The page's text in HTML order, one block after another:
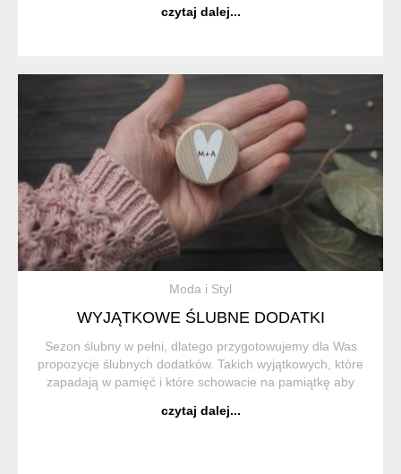
cudeńka. Twoje prace wyg...
czytaj dalej...
Moda i Styl
WYJĄTKOWE ŚLUBNE DODATKI
Sezon ślubny w pełni, dlatego przygotowujemy dla Was
propozycje ślubnych dodatków. Takich wyjątkowych, które
zapadają w pamięć i które schowacie na pamiątkę aby
razem gdy weźmiecie do ręki te kolczyki...
czytaj dalej...